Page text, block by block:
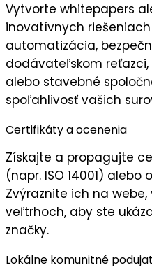
Vytvorte whitepapers
inovatívnych riešeniach
automatizácia,
dodávateľskom
alebo stavebné
spoľahlivosťvašich
Certifikáty a ocenenia
Získajte a propagujte
(napr. ISO 14001)
Zvýraznite ich na
veľtrhoch, aby ste
značky.
Lokálne komunitné